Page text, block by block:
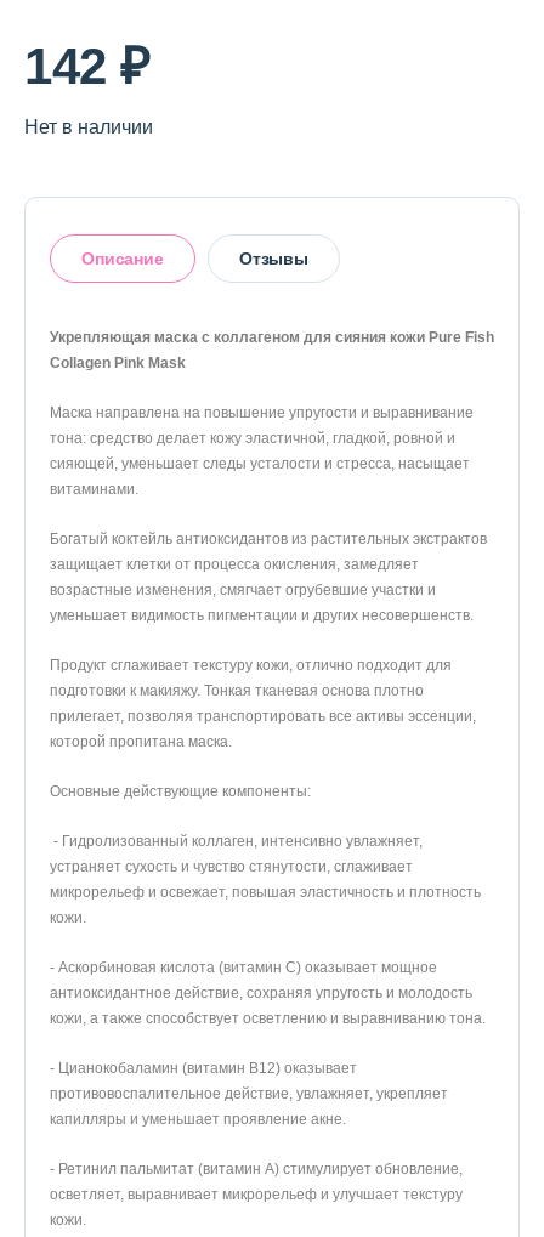
Доставка и оплата
Политика конфиденциальности
+7 (996) 962 69 66
142 ₽
Нет в наличии
Описание Отзывы
Укрепляющая маска с коллагеном для сияния кожи Pure Fish
Collagen Pink Mask
Маска направлена на повышение упругости и выравнивание
тона: средство делает кожу эластичной, гладкой, ровной и
сияющей, уменьшает следы усталости и стресса, насыщает
витаминами.
Богатый коктейль антиоксидантов из растительных экстрактов
защищает клетки от процесса окисления, замедляет
возрастные изменения, смягчает огрубевшие участки и
уменьшает видимость пигментации и других несовершенств.
Продукт сглаживает текстуру кожи, отлично подходит для
подготовки к макияжу. Тонкая тканевая основа плотно
прилегает, позволяя транспортировать все активы эссенции,
которой пропитана маска.
Основные действующие компоненты:
- Гидролизованный коллаген, интенсивно увлажняет,
устраняет сухость и чувство стянутости, сглаживает
микрорельеф и освежает, повышая эластичность и плотность
кожи.
- Аскорбиновая кислота (витамин C) оказывает мощное
антиоксидантное действие, сохраняя упругость и молодость
кожи, а также способствует осветлению и выравниванию тона.
- Цианокобаламин (витамин B12) оказывает
противовоспалительное действие, увлажняет, укрепляет
капилляры и уменьшает проявление акне.
- Ретинил пальмитат (витамин A) стимулирует обновление,
осветляет, выравнивает микрорельеф и улучшает текстуру
кожи.